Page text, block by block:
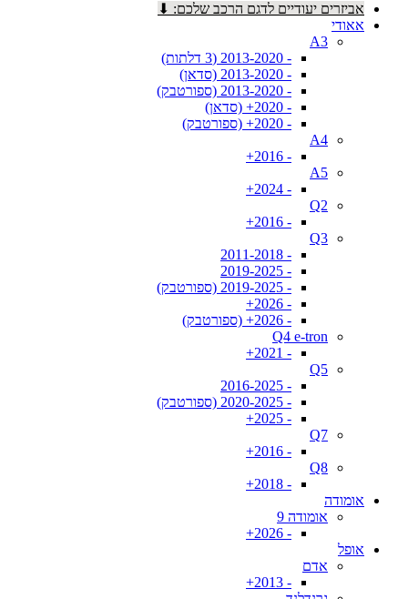
אביזרים יעודיים לדגם הרכב שלכם: ⬇
אאודי
A3
- 2013-2020 (3 דלתות)
- 2013-2020 (סדאן)
- 2013-2020 (ספורטבק)
- 2020+ (סדאן)
- 2020+ (ספורטבק)
A4
- 2016+
A5
- 2024+
Q2
- 2016+
Q3
- 2011-2018
- 2019-2025
- 2019-2025 (ספורטבק)
- 2026+
- 2026+ (ספורטבק)
Q4 e-tron
- 2021+
Q5
- 2016-2025
- 2020-2025 (ספורטבק)
- 2025+
Q7
- 2016+
Q8
- 2018+
אומודה
אומודה 9
- 2026+
אופל
אדם
- 2013+